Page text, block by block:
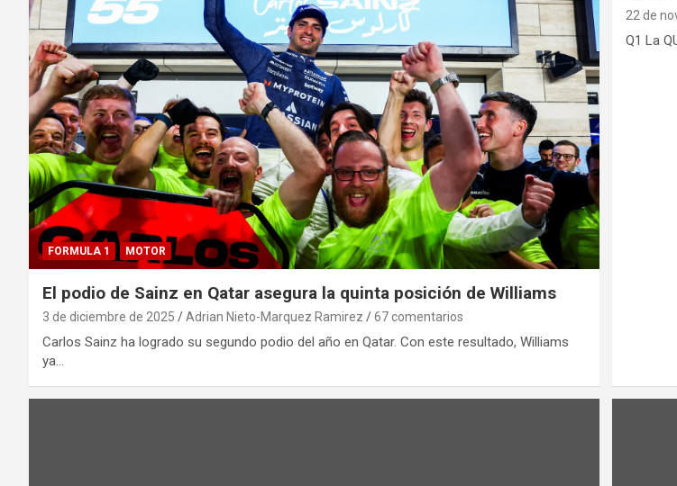
FORMULA 1 MOTOR
El podio de Sainz en Qatar asegura la quinta posición de Williams
3 de diciembre de 2025 Adrian Nieto-Marquez Ramirez 67 comentarios
Carlos Sainz ha logrado su segundo podio del año en Qatar. Con este resultado, Williams
ya…
22 de
Q1 La